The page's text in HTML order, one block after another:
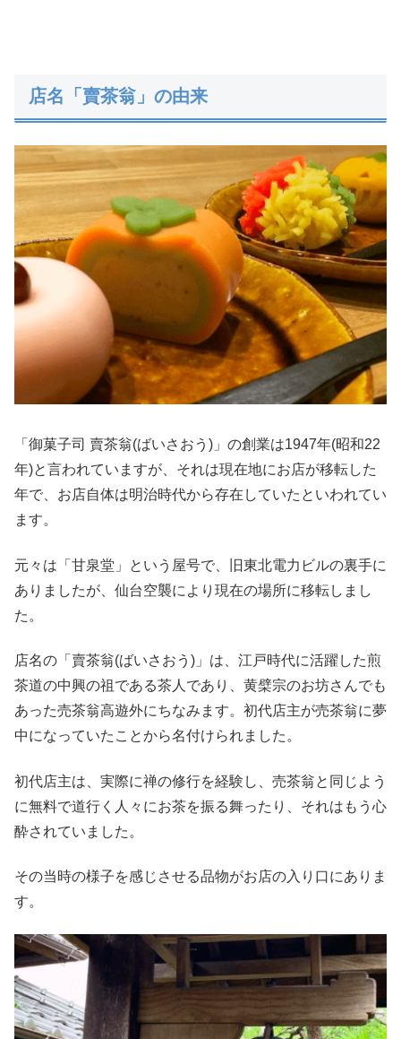
店名「賣茶翁」の由来
「御菓子司 賣茶翁(ばいさおう)」の創業は1947年(昭和22
年)と言われていますが、それは現在地にお店が移転した
年で、お店自体は明治時代から存在していたといわれてい
ます。
元々は「甘泉堂」という屋号で、旧東北電力ビルの裏手に
ありましたが、仙台空襲により現在の場所に移転しまし
た。
店名の「賣茶翁(ばいさおう)」は、江戸時代に活躍した煎
茶道の中興の祖である茶人であり、黄檗宗のお坊さんでも
あった売茶翁高遊外にちなみます。初代店主が売茶翁に夢
中になっていたことから名付けられました。
初代店主は、実際に禅の修行を経験し、売茶翁と同じよう
に無料で道行く人々にお茶を振る舞ったり、それはもう心
酔されていました。
その当時の様子を感じさせる品物がお店の入り口にありま
す。